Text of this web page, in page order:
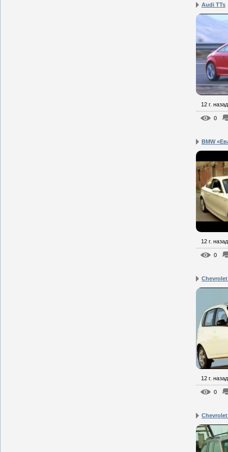
Audi TTs
12 г. назад
0
BMW
12 г. назад
0
12 г. назад
0